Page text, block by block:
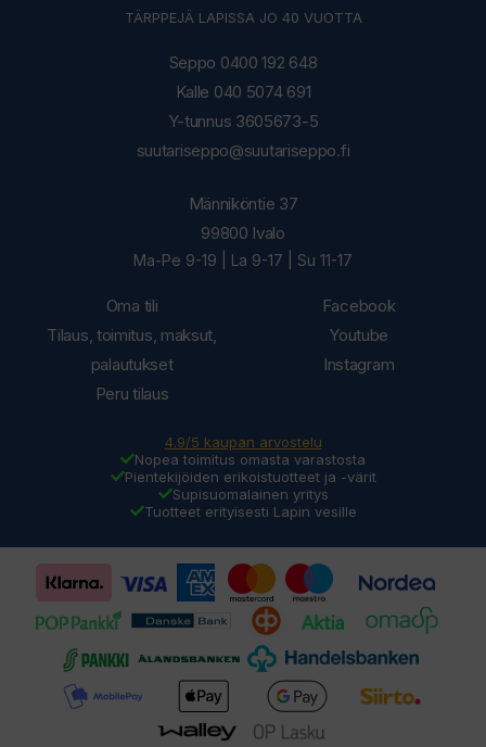
TÄRPPEJÄ LAPISSA JO 40 VUOTTA
Seppo 0400 192 648
Kalle 040 5074 691
Y-tunnus 3605673-5
suutariseppo@suutariseppo.fi
Oma tili
Tilaus, toimitus, maksut,
palautukset
Peru tilaus
Männiköntie 37
99800 Ivalo
Ma-Pe 9-19 | La 9-17 | Su 11-17
Facebook
Youtube
Instagram
4.9/5 kaupan arvostelu
Nopea toimitus omasta varastosta
Pientekijöiden erikoistuotteet ja -värit
Supisuomalainen yritys
Tuotteet erityisesti Lapin vesille